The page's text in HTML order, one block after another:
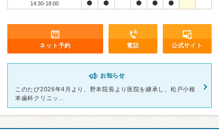
14:30-18:00
ネット予約 電話 公式サイト
お知らせ
このたび2026年4月より、野本院長より医院を継承し、松戸小根
本歯科クリニッ...